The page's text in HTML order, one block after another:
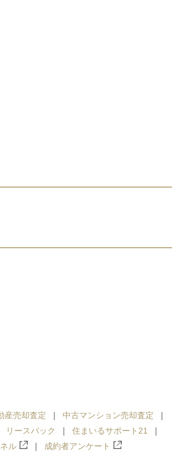
産売却査定
中古マンション売却査定
リースバック
住まいるサポート21
ル
成約者アンケート